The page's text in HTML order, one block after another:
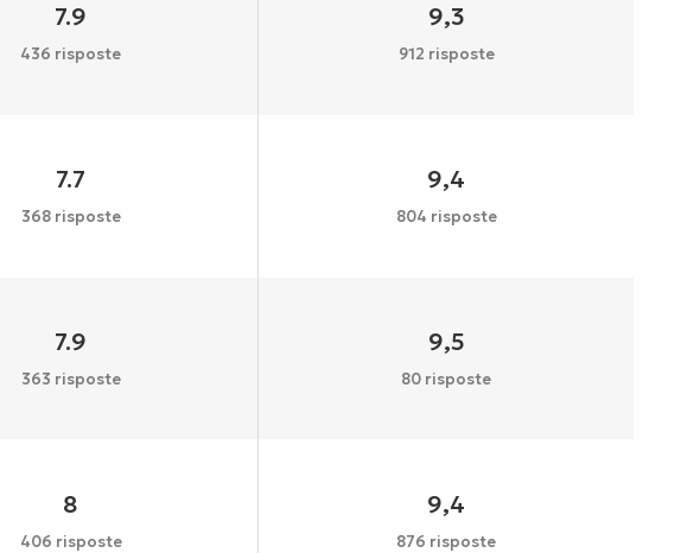
7.9
436 risposte
9,3
912 risposte
7.7
368 risposte
9,4
804 risposte
7.9
363 risposte
9,5
80 risposte
8
406 risposte
9,4
876 risposte